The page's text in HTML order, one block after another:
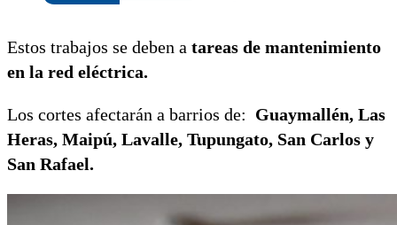
Estos trabajos se deben a tareas de mantenimiento
en la red eléctrica.
Los cortes afectarán a barrios de: Guaymallén, Las
Heras, Maipú, Lavalle, Tupungato, San Carlos y
San Rafael.